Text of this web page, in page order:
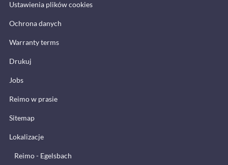
Ustawienia plików cookies
Ochrona danych
Warranty terms
Drukuj
Jobs
Reimo w prasie
Sitemap
Lokalizacje
Reimo - Egelsbach